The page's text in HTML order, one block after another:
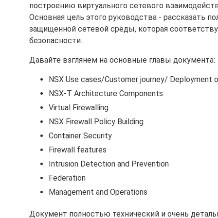
построению виртуального сетевого
Основная цель этого руководства - рассказать
защищенной сетевой среды, которая
безопасности.
Давайте взглянем на основные главы документа:
NSX Use cases/Customer journey/ Deployment
NSX-T Architecture Components
Virtual Firewalling
NSX Firewall Policy Building
Container Security
Firewall features
Intrusion Detection and Prevention
Federation
Management and Operations
Документ полностью технический и очень